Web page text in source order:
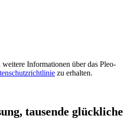
Informationen über das Pleo-
zu erhalten.
tausende glückliche